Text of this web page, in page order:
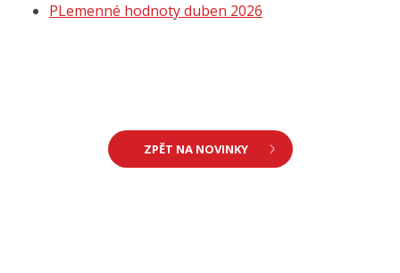
PLemenné hodnoty duben 2026
ZPĚT NA NOVINKY